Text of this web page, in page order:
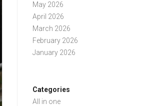
May 2026
April 2026
March 2026
February 2026
January 2026
Categories
All in one